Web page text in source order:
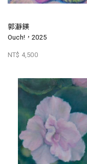
郭瀞鎂
Ouch!，2025
NT$ 4,500